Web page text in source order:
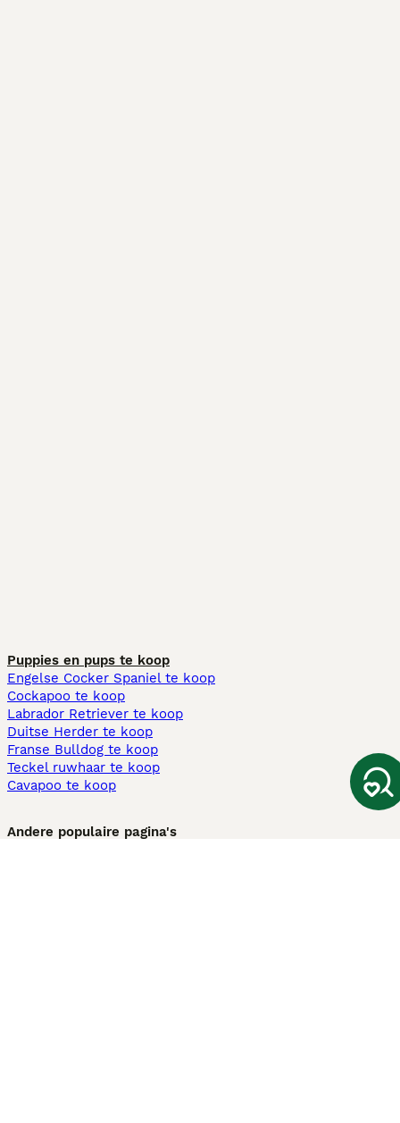
Puppies en pups te koop
Engelse Cocker Spaniel te koop
Cockapoo te koop
Labrador Retriever te koop
Duitse Herder te koop
Franse Bulldog te koop
Teckel ruwhaar te koop
Cavapoo te koop
Andere populaire pagina's